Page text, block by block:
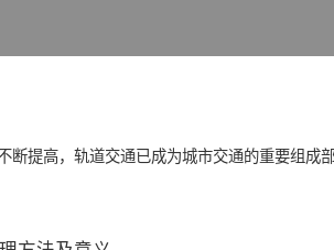
断提高，轨道交通已成为城市交通的重要组成